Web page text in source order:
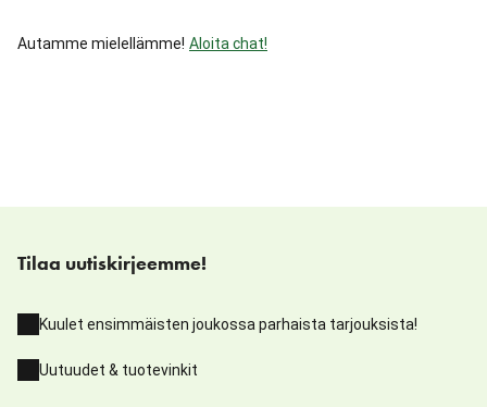
Autamme mielellämme! Aloita chat!
Tilaa uutiskirjeemme!
Kuulet ensimmäisten joukossa parhaista tarjouksista!
Uutuudet & tuotevinkit